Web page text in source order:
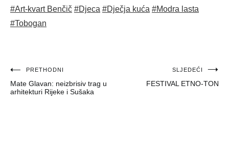
#Art-kvart Benčič #Djeca #Dječja kuća #Modra lasta
#Tobogan
Navigacija
objava
PRETHODNI
Mate Glavan: neizbrisiv trag u
arhitekturi Rijeke i Sušaka
SLJEDEĆI
FESTIVAL ETNO-TON